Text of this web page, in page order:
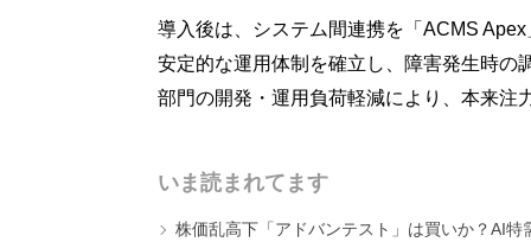
導入後は、システム間連携を「ACMS
安定的な運用体制を確立し、障害発生時の
部門の開発・運用負荷軽減により、本来注
いま読まれてます
株価乱高下「アドバンテスト」は買いか？AI